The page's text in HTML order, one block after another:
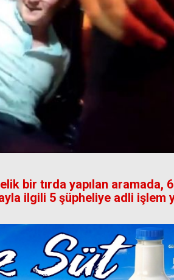
bir tırda yapılan aramada,
ilgili 5 şüpheliye adli işlem